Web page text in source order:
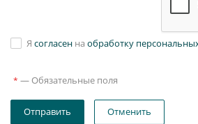
Я согласен на обработку
* — Обязательные поля
Отправить Отменить